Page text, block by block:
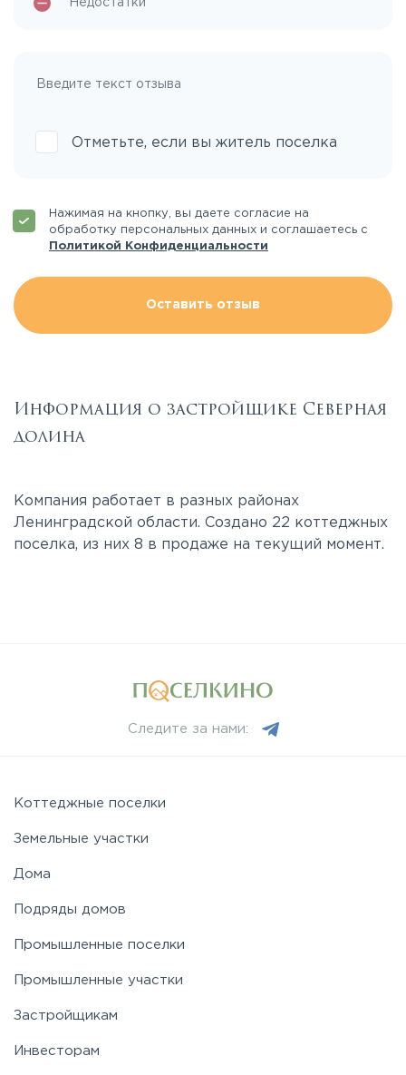
Отметьте, если вы житель поселка
Нажимая на кнопку, вы даете согласие на
обработку персональных данных и соглашаетесь с
Политикой Конфиденциальности
Оставить отзыв
Информация о застройщике Северная
долина
Компания работает в разных районах
Ленинградской области. Создано 22 коттеджных
поселка, из них 8 в продаже на текущий момент.
Следите за нами:
Коттеджные поселки
Земельные участки
Дома
Подряды домов
Промышленные поселки
Промышленные участки
Застройщикам
Инвесторам